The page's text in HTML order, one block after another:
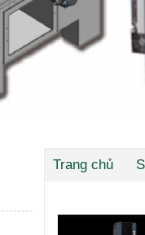
Trang chủ